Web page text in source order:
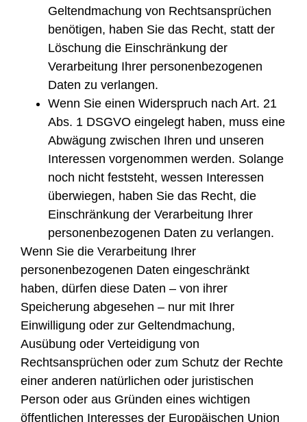
Geltendmachung von Rechtsansprüchen
benötigen, haben Sie das Recht, statt der
Löschung die Einschränkung der
Verarbeitung Ihrer personenbezogenen
Daten zu verlangen.
Wenn Sie einen Widerspruch nach Art. 21
Abs. 1 DSGVO eingelegt haben, muss eine
Abwägung zwischen Ihren und unseren
Interessen vorgenommen werden. Solange
noch nicht feststeht, wessen Interessen
überwiegen, haben Sie das Recht, die
Einschränkung der Verarbeitung Ihrer
personenbezogenen Daten zu verlangen.
Wenn Sie die Verarbeitung Ihrer
personenbezogenen Daten eingeschränkt
haben, dürfen diese Daten – von ihrer
Speicherung abgesehen – nur mit Ihrer
Einwilligung oder zur Geltendmachung,
Ausübung oder Verteidigung von
Rechtsansprüchen oder zum Schutz der Rechte
einer anderen natürlichen oder juristischen
Person oder aus Gründen eines wichtigen
öffentlichen Interesses der Europäischen Union